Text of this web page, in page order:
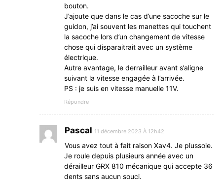
bouton.
J’ajoute que dans le cas d’une sacoche sur le
guidon, j’ai souvent les manettes qui touchent
la sacoche lors d’un changement de vitesse
chose qui disparaitrait avec un système
électrique.
Autre avantage, le derrailleur avant s’aligne
suivant la vitesse engagée à l’arrivée.
PS : je suis en vitesse manuelle 11V.
Répondre
Pascal 11 décembre 2023 À 12h42
Vous avez tout à fait raison Xav4. Je plussoie.
Je roule depuis plusieurs année avec un
dérailleur GRX 810 mécanique qui accepte 36
dents sans aucun souci.